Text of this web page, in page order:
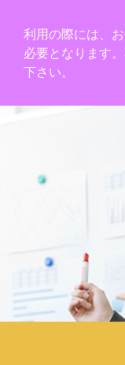
利用の際には、
必要となります
下さい。